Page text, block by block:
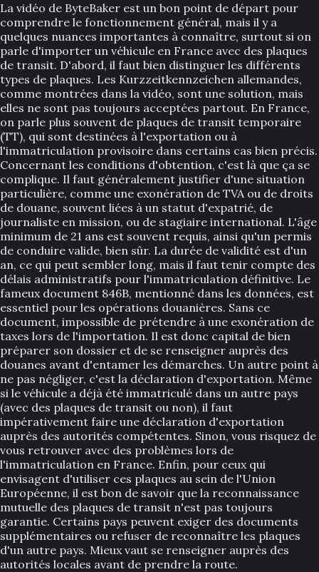
La vidéo de ByteBaker est un bon point de départ pour
comprendre le fonctionnement général, mais il y a
quelques nuances importantes à connaître, surtout si on
parle d'importer un véhicule en France avec des plaques
de transit. D'abord, il faut bien distinguer les différents
types de plaques. Les Kurzzeitkennzeichen allemandes,
comme montrées dans la vidéo, sont une solution, mais
elles ne sont pas toujours acceptées partout. En France,
on parle plus souvent de plaques de transit temporaire
(TT), qui sont destinées à l'exportation ou à
l'immatriculation provisoire dans certains cas bien précis.
Concernant les conditions d'obtention, c'est là que ça se
complique. Il faut généralement justifier d'une situation
particulière, comme une exonération de TVA ou de droits
de douane, souvent liées à un statut d'expatrié, de
journaliste en mission, ou de stagiaire international. L'âge
minimum de 21 ans est souvent requis, ainsi qu'un permis
de conduire valide, bien sûr. La durée de validité est d'un
an, ce qui peut sembler long, mais il faut tenir compte des
délais administratifs pour l'immatriculation définitive. Le
fameux document 846B, mentionné dans les données, est
essentiel pour les opérations douanières. Sans ce
document, impossible de prétendre à une exonération de
taxes lors de l'importation. Il est donc capital de bien
préparer son dossier et de se renseigner auprès des
douanes avant d'entamer les démarches. Un autre point à
ne pas négliger, c'est la déclaration d'exportation. Même
si le véhicule a déjà été immatriculé dans un autre pays
(avec des plaques de transit ou non), il faut
impérativement faire une déclaration d'exportation
auprès des autorités compétentes. Sinon, vous risquez de
vous retrouver avec des problèmes lors de
l'immatriculation en France. Enfin, pour ceux qui
envisagent d'utiliser ces plaques au sein de l'Union
Européenne, il est bon de savoir que la reconnaissance
mutuelle des plaques de transit n'est pas toujours
garantie. Certains pays peuvent exiger des documents
supplémentaires ou refuser de reconnaître les plaques
d'un autre pays. Mieux vaut se renseigner auprès des
autorités locales avant de prendre la route.